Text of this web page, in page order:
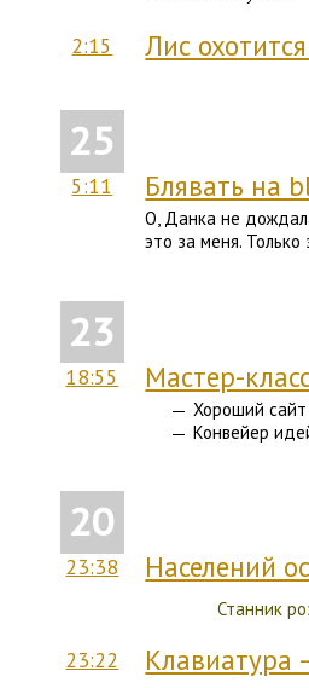
2:15 Лис
25
5:11 Блявать на
О, Данка не
это за меня.
23
18:55 Мастер-
Хороший
Конвейер
20
23:38 Населений
Станник
23:22 Клавиатура